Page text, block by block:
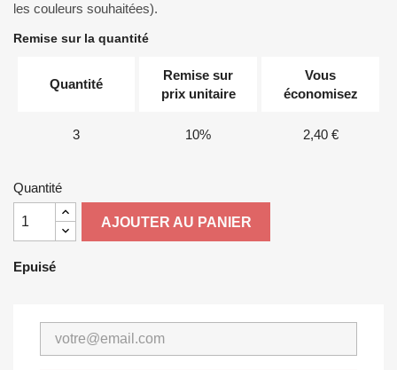
les couleurs souhaitées).
Remise sur la quantité
Quantité
Remise sur
prix unitaire
Vous
économisez
3 10% 2,40 €
Quantité
AJOUTER AU PANIER
Epuisé